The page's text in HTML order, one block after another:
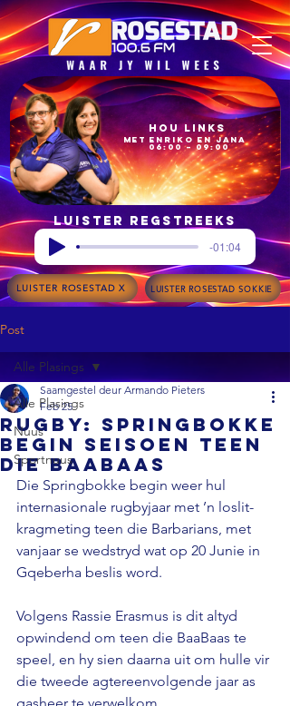
06:00 – 09:00
met Enriko en Jana
Hou Links
Luister regstreeks
-01:04
LUISTER ROSESTAD X LUISTER ROSESTAD SOKKIE
Post
Alle Plasings
Nuus
Sportnuus
Alle Plasings
RUGBY: Springbokke
begin seisoen teen
die BaaBaas
Saamgestel deur Armando Pieters
Feb 25
Die Springbokke begin weer hul
internasionale rugbyjaar met ’n loslit-
kragmeting teen die Barbarians, met
vanjaar se wedstryd wat op 20 Junie in
Gqeberha beslis word.
Volgens Rassie Erasmus is dit altyd
opwindend om teen die BaaBaas te
speel, en hy sien daarna uit om hulle vir
die tweede agtereenvolgende jaar as